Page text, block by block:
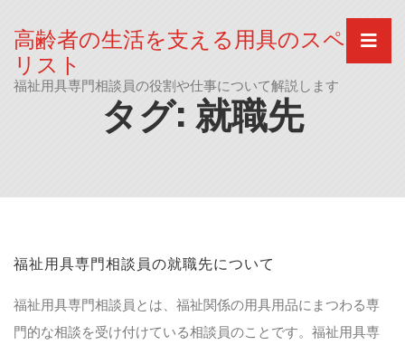
content
高齢者の生活を支える用具のスペシャ
リスト
福祉用具専門相談員の役割や仕事について解説します
タグ: 就職先
福祉用具専門相談員の就職先について
福祉用具専門相談員とは、福祉関係の用具用品にまつわる専
門的な相談を受け付けている相談員のことです。福祉用具専